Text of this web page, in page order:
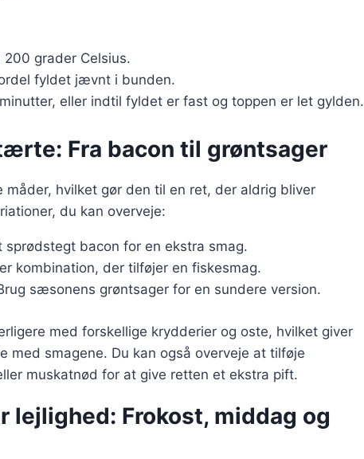
grader Celsius.
fyldet jævnt i bunden.
eller indtil fyldet er fast og toppen er let gylden.
Fra bacon til grøntsager
hvilket gør den til en ret, der aldrig bliver
du kan overveje:
bacon for en ekstra smag.
kombination, der tilføjer en fiskesmag.
sæsonens grøntsager for en sundere version.
med forskellige krydderier og oste, hvilket giver
med smagene. Du kan også overveje at tilføje
muskatnød for at give retten et ekstra pift.
Frokost, middag og